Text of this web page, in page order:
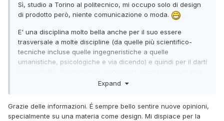
Sì, studio a Torino al politecnico, mi occupo solo di design
di prodotto però, niente comunicazione o moda.
E' una disciplina molto bella anche per il suo essere
trasversale a molte discipline (da quelle più scientifico-
tecniche incluse quelle ingegneristiche a quelle
umanistiche, psicologiche e via dicendo) e quindi per il darti
Il contro è che tende a dare una formazione generalista
nel mio caso mi sento un po' né carne né pesce. Però con
una specializzazione adeguata credo che il problema si
Expand
Grazie delle informazioni. É sempre bello sentire nuove opinioni,
specialmente su una materia come design. Mi dispiace per la